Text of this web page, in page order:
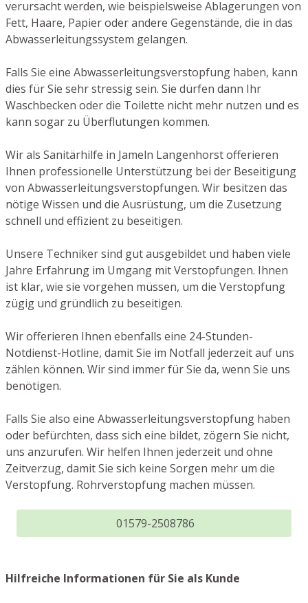
verursacht werden, wie beispielsweise Ablagerungen von
Fett, Haare, Papier oder andere Gegenstände, die in das
Abwasserleitungssystem gelangen.
Falls Sie eine Abwasserleitungsverstopfung haben, kann
dies für Sie sehr stressig sein. Sie dürfen dann Ihr
Waschbecken oder die Toilette nicht mehr nutzen und es
kann sogar zu Überflutungen kommen.
Wir als Sanitärhilfe in Jameln Langenhorst offerieren
Ihnen professionelle Unterstützung bei der Beseitigung
von Abwasserleitungsverstopfungen. Wir besitzen das
nötige Wissen und die Ausrüstung, um die Zusetzung
schnell und effizient zu beseitigen.
Unsere Techniker sind gut ausgebildet und haben viele
Jahre Erfahrung im Umgang mit Verstopfungen. Ihnen
ist klar, wie sie vorgehen müssen, um die Verstopfung
zügig und gründlich zu beseitigen.
Wir offerieren Ihnen ebenfalls eine 24-Stunden-
Notdienst-Hotline, damit Sie im Notfall jederzeit auf uns
zählen können. Wir sind immer für Sie da, wenn Sie uns
benötigen.
Falls Sie also eine Abwasserleitungsverstopfung haben
oder befürchten, dass sich eine bildet, zögern Sie nicht,
uns anzurufen. Wir helfen Ihnen jederzeit und ohne
Zeitverzug, damit Sie sich keine Sorgen mehr um die
Verstopfung. Rohrverstopfung machen müssen.
01579-2508786
Hilfreiche Informationen für Sie als Kunde